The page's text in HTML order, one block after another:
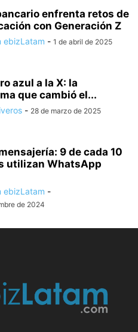
enfrenta retos de
con Generación Z
ebizLatam - 1 de abril de 2025
azul a la X: la
que cambió el...
- 28 de marzo de 2025
9 de cada 10
utilizan WhatsApp
ebizLatam -
de 2024